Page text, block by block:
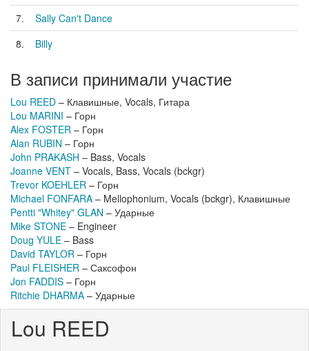
7.
Sally Can't Dance
8.
Billy
В записи принимали участие
Lou REED – Клавишные, Vocals, Гитара
Lou MARINI – Горн
Alex FOSTER – Горн
Alan RUBIN – Горн
John PRAKASH – Bass, Vocals
Joanne VENT – Vocals, Bass, Vocals (bckgr)
Trevor KOEHLER – Горн
Michael FONFARA – Mellophonium, Vocals (bckgr), Клавишные
Pentti "Whitey" GLAN – Ударные
Mike STONE – Engineer
Doug YULE – Bass
David TAYLOR – Горн
Paul FLEISHER – Саксофон
Jon FADDIS – Горн
Ritchie DHARMA – Ударные
Lou REED